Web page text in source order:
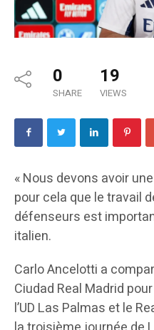
0
SHARE
19
VIEWS
« Nous devons avoir
pour cela que le travail
défenseurs est
italien.
Carlo Ancelotti a
Ciudad Real Madrid
l’UD Las Palmas et le